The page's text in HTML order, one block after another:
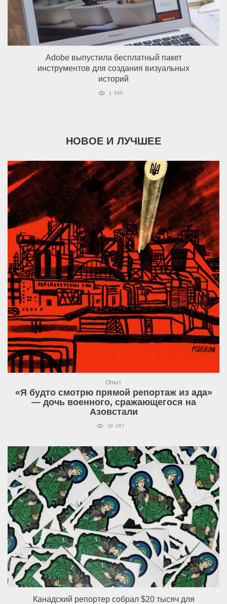
Adobe выпустила бесплатный пакет
инструментов для создания визуальных
историй
1 595
НОВОЕ И ЛУЧШЕЕ
Опыт
«Я будто смотрю прямой репортаж из ада»
— дочь военного, сражающегося на
Азовстали
39 287
Канадский репортер собрал $20 тысяч для